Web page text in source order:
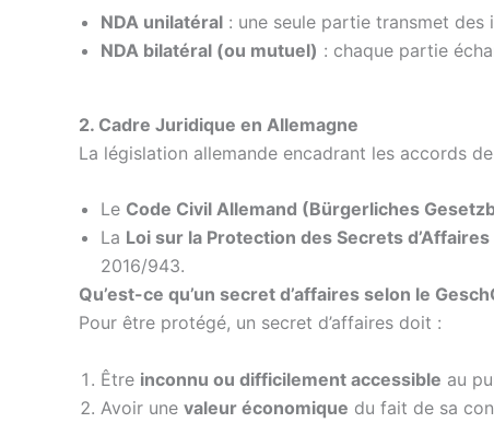
NDA unilatéral : une seule partie transmet
NDA bilatéral (ou mutuel) : chaque partie
2. Cadre Juridique en Allemagne
La législation allemande encadrant les accords
Le Code Civil Allemand (Bürgerliches
La Loi sur la Protection des Secrets
2016/943.
Qu’est-ce qu’un secret d’affaires selon le
Pour être protégé, un secret d’affaires doit :
Être inconnu ou difficilement accessible au
Avoir une valeur économique du fait de sa